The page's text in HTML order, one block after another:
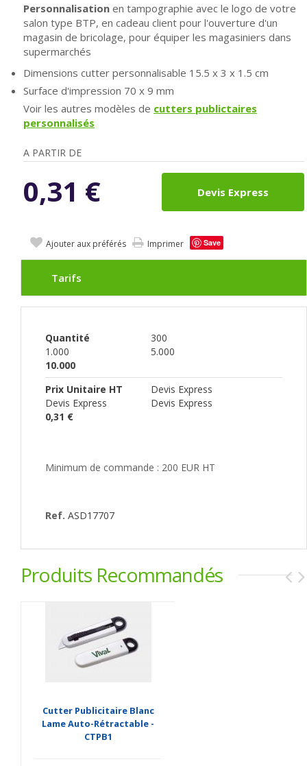
Personnalisation en tampographie avec le logo de votre
salon type BTP, en cadeau client pour l'ouverture d'un
magasin de bricolage, pour équiper les magasiniers dans
supermarchés
Dimensions cutter personnalisable 15.5 x 3 x 1.5 cm
Surface d'impression 70 x 9 mm
Voir les autres modèles de cutters publictaires
personnalisés
A PARTIR DE
0,31 € Devis Express
Ajouter aux préférés Imprimer Save
Tarifs
Quantité
300
1.000
5.000
10.000
Prix Unitaire HT
Devis Express
Devis Express
Devis Express
0,31 €
Minimum de commande : 200 EUR HT
Ref. ASD17707
Produits Recommandés
Cutter Publicitaire Blanc
Lame Auto-Rétractable -
CTPB1